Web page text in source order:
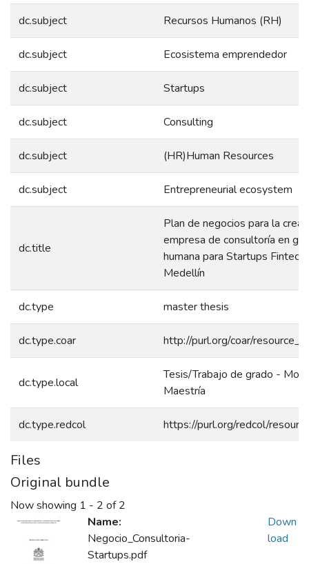
dc.subject Recursos Humanos (RH)
dc.subject Ecosistema emprendedor
dc.subject Startups
dc.subject Consulting
dc.subject (HR)Human Resources
dc.subject Entrepreneurial ecosystem
dc.title
Plan de negocios para la
empresa de consultoría en
humana para Startups Fintech
Medellín
dc.type master thesis
dc.type.coar http://purl.org/coar/
dc.type.local
Tesis/Trabajo de grado -
Maestría
dc.type.redcol https://purl.org/redcol/
Files
Original bundle
Now showing 1 - 2 of 2
Name:
Negocio_Consultoria-
Startups.pdf
Down
load